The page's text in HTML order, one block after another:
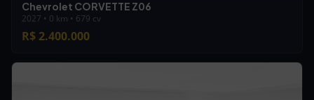
Chevrolet CORVETTE Z06
2027 • 0 km • 679 cv
R$ 2.400.000